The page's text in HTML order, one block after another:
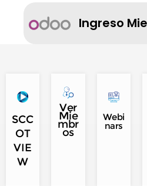
Ingreso
SCC
OT
VIE
W
Ver
Mie
mbr
os
Webi
nars